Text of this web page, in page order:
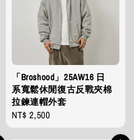
「Broshood」25AW16 日
系寬鬆休閒復古反戰夾棉
拉鍊連帽外套
Regular
price
NT$ 2,500